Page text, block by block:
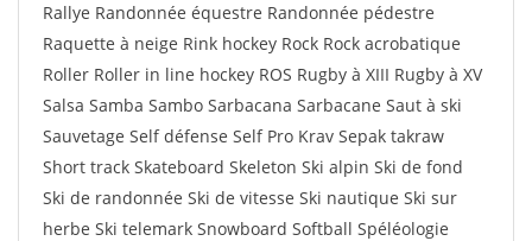
Rallye Randonnée équestre Randonnée pédestre
Raquette à neige Rink hockey Rock Rock acrobatique
Roller Roller in line hockey ROS Rugby à XIII Rugby à XV
Salsa Samba Sambo Sarbacana Sarbacane Saut à ski
Sauvetage Self défense Self Pro Krav Sepak takraw
Short track Skateboard Skeleton Ski alpin Ski de fond
Ski de randonnée Ski de vitesse Ski nautique Ski sur
herbe Ski telemark Snowboard Softball Spéléologie